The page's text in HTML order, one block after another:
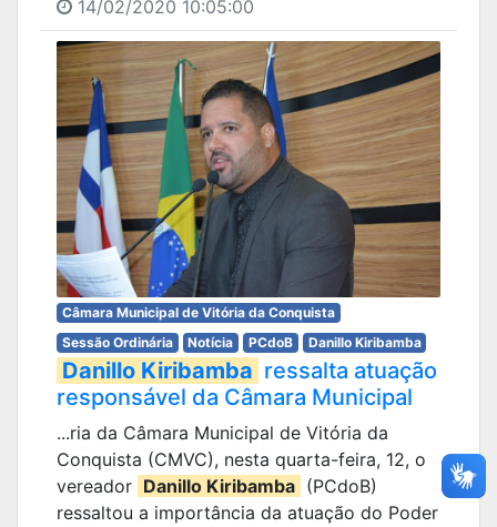
14/02/2020 10:05:00
Câmara Municipal de Vitória da Conquista
Sessão Ordinária
Notícia PCdoB Danillo Kiribamba
Danillo Kiribamba ressalta atuação
responsável da Câmara Municipal
...ria da Câmara Municipal de Vitória da
Conquista (CMVC), nesta quarta-feira, 12, o
vereador Danillo Kiribamba (PCdoB)
ressaltou a importância da atuação do Poder